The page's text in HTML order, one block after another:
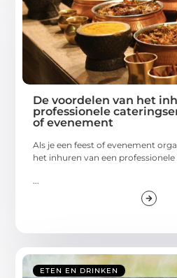
De voordelen van het
professionele
of evenement
Als je een feest of evenement
het inhuren van een professionele
ETEN EN DRINKEN